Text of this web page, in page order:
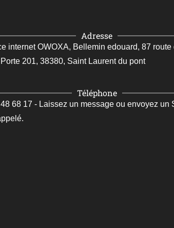
Adresse
internet OWOXA, Bellemin edouard, 87 route
Porte 201, 38380, Saint Laurent du pont
Téléphone
68 17 - Laissez un message ou envoyez un